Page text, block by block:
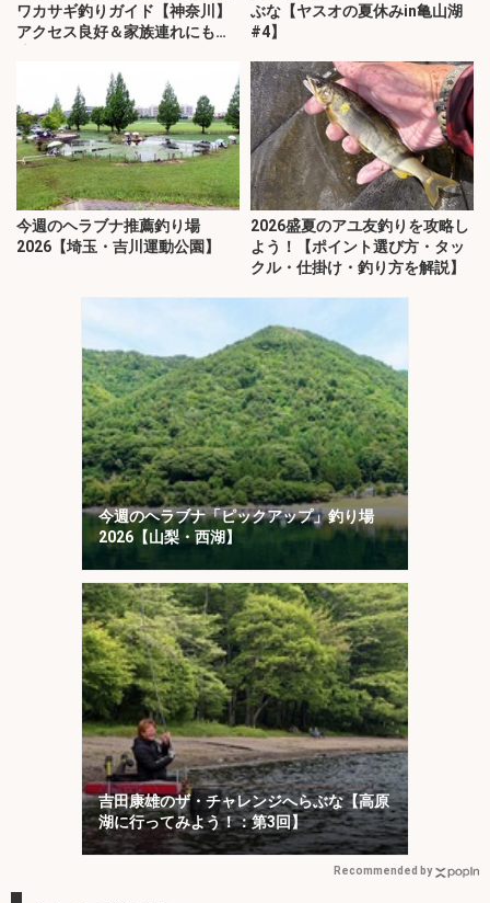
ワカサギ釣りガイド【神奈川】
アクセス良好＆家族連れにも最
ぶな【ヤスオの夏休みin亀山湖
#4】
今週のヘラブナ推薦釣り場
2026【埼玉・吉川運動公園】
2026盛夏のアユ友釣りを攻略し
よう！【ポイント選び方・タッ
クル・仕掛け・釣り方を解説】
今週のヘラブナ「ピックアップ」釣り場
2026【山梨・西湖】
吉田康雄のザ・チャレンジへらぶな【高原
湖に行ってみよう！：第3回】
Recommended by